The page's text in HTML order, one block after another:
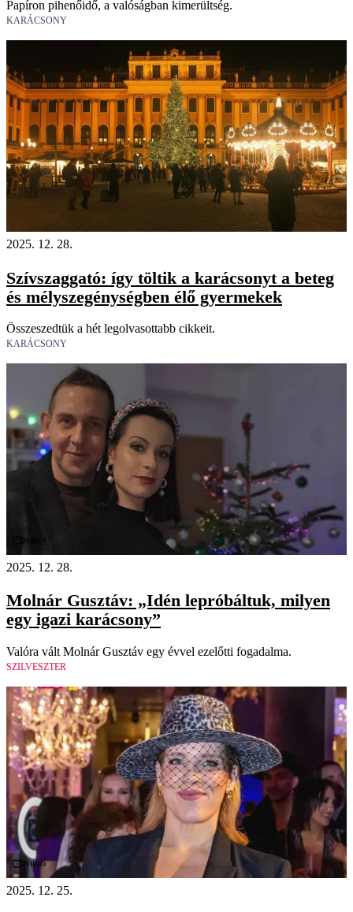
Papíron pihenőidő, a valóságban kimerültség.
KARÁCSONY
2025. 12. 28.
Szívszaggató: így töltik a karácsonyt a beteg
és mélyszegénységben élő gyermekek
Összeszedtük a hét legolvasottabb cikkeit.
KARÁCSONY
Videó
2025. 12. 28.
Molnár Gusztáv: „Idén lepróbáltuk, milyen
egy igazi karácsony”
Valóra vált Molnár Gusztáv egy évvel ezelőtti fogadalma.
SZILVESZTER
Videó
2025. 12. 25.